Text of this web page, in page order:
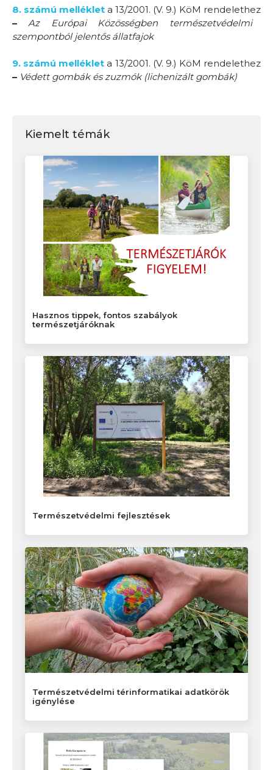
8. számú melléklet a 13/2001. (V. 9.) KöM rendelethez
–Az Európai Közösségben természetvédelmi
szempontból jelentős állatfajok
9. számú melléklet a 13/2001. (V. 9.) KöM rendelethez
– Védett gombák és zuzmók (lichenizált gombák)
Kiemelt témák
Hasznos tippek, fontos szabályok
természetjáróknak
Természetvédelmi fejlesztések
Természetvédelmi térinformatikai adatkörök
igénylése